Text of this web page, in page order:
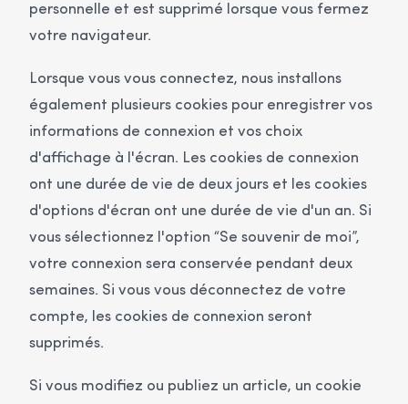
personnelle et est supprimé lorsque vous fermez
votre navigateur.
Lorsque vous vous connectez, nous installons
également plusieurs cookies pour enregistrer vos
informations de connexion et vos choix
d'affichage à l'écran. Les cookies de connexion
ont une durée de vie de deux jours et les cookies
d'options d'écran ont une durée de vie d'un an. Si
vous sélectionnez l'option “Se souvenir de moi”,
votre connexion sera conservée pendant deux
semaines. Si vous vous déconnectez de votre
compte, les cookies de connexion seront
supprimés.
Si vous modifiez ou publiez un article, un cookie